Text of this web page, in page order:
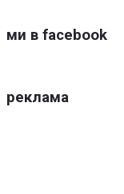
ми в facebook
реклама